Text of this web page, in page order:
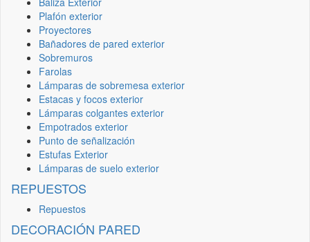
Plafón exterior
Proyectores
Bañadores de pared exterior
Sobremuros
Farolas
Lámparas de sobremesa exterior
Estacas y focos exterior
Lámparas colgantes exterior
Empotrados exterior
Punto de señalización
Estufas Exterior
Lámparas de suelo exterior
REPUESTOS
Repuestos
DECORACIÓN PARED